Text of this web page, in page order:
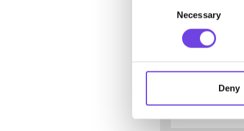
Necessary
Deny
Interview
Gabriele